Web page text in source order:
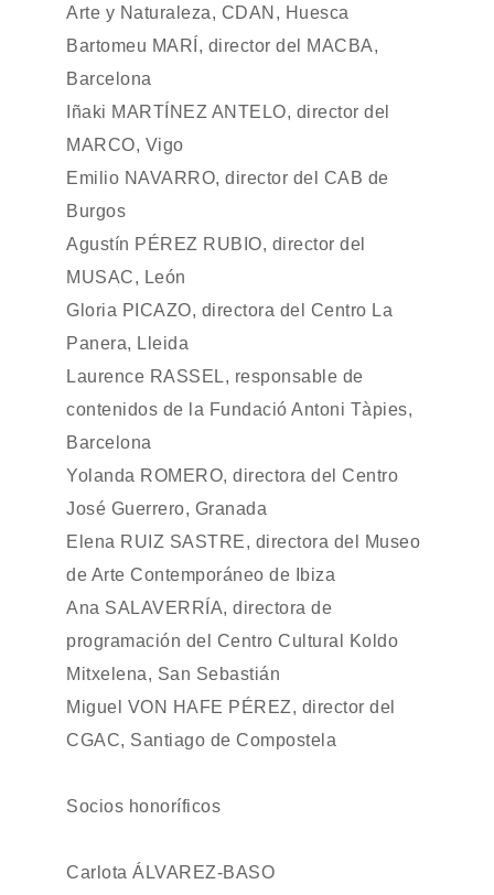
Arte y Naturaleza, CDAN, Huesca
Bartomeu MARÍ, director del MACBA,
Barcelona
Iñaki MARTÍNEZ ANTELO, director del
MARCO, Vigo
Emilio NAVARRO, director del CAB de
Burgos
Agustín PÉREZ RUBIO, director del
MUSAC, León
Gloria PICAZO, directora del Centro La
Panera, Lleida
Laurence RASSEL, responsable de
contenidos de la Fundació Antoni Tàpies,
Barcelona
Yolanda ROMERO, directora del Centro
José Guerrero, Granada
Elena RUIZ SASTRE, directora del Museo
de Arte Contemporáneo de Ibiza
Ana SALAVERRÍA, directora de
programación del Centro Cultural Koldo
Mitxelena, San Sebastián
Miguel VON HAFE PÉREZ, director del
CGAC, Santiago de Compostela
Socios honoríficos
Carlota ÁLVAREZ-BASO